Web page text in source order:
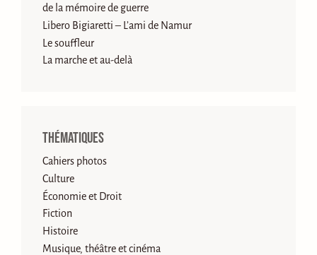
de la mémoire de guerre
Libero Bigiaretti – L’ami de Namur
Le souffleur
La marche et au-delà
Thématiques
Cahiers photos
Culture
Économie et Droit
Fiction
Histoire
Musique, théâtre et cinéma